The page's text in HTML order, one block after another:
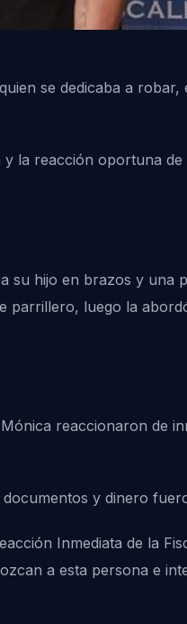
se dedicaba a
la reacción oportuna
su hijo en brazos y
parrillero, luego la
reaccionaron de
y dinero
Inmediata de la
a esta persona e